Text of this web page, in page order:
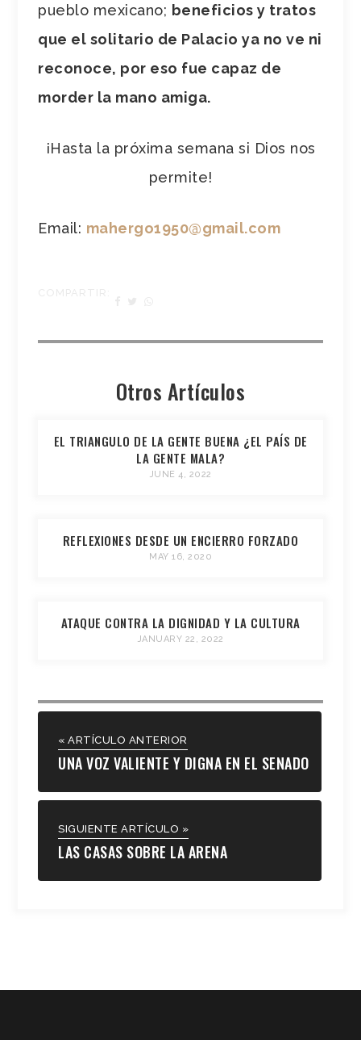
pueblo mexicano; beneficios y tratos
que el solitario de Palacio ya no ve ni
reconoce, por eso fue capaz de
morder la mano amiga.
¡Hasta la próxima semana si Dios nos
permite!
Email: mahergo1950@gmail.com
Otros Artículos
EL TRIANGULO DE LA GENTE BUENA ¿EL PAÍS DE
LA GENTE MALA?
JUNE 4, 2022
REFLEXIONES DESDE UN ENCIERRO FORZADO
MAY 16, 2020
ATAQUE CONTRA LA DIGNIDAD Y LA CULTURA
JANUARY 22, 2022
« ARTÍCULO ANTERIOR
UNA VOZ VALIENTE Y DIGNA EN EL SENADO
SIGUIENTE ARTÍCULO »
LAS CASAS SOBRE LA ARENA